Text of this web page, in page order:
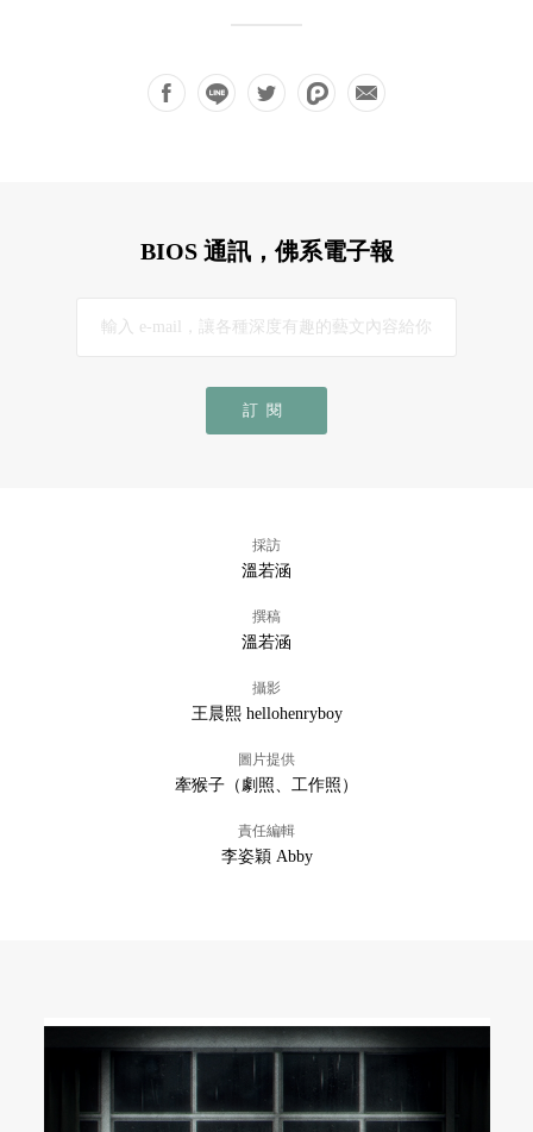
BIOS 通訊，佛系電子報
訂閱
採訪
溫若涵
撰稿
溫若涵
攝影
王晨熙 hellohenryboy
圖片提供
牽猴子（劇照、工作照）
責任編輯
李姿穎 Abby